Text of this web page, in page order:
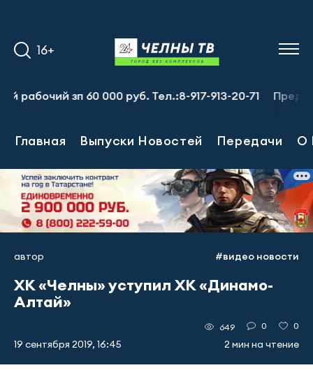
16+
зп 60 000 руб. Тел.:8-917-913-20-71
Главная Выпуски Новостей Передачи О
автор #видео новости
ХК «Челны» уступил ХК «Динамо-
Алтай»
19 сентября 2019, 16:45
649 0 0
2 мин на чтение